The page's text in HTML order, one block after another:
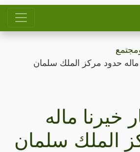
حدود مركز الملك سلمان
ماله
الملك سلمان